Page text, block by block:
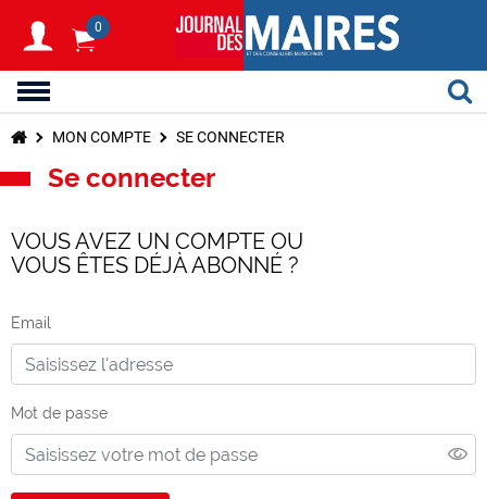
0
MON COMPTE SE CONNECTER
Se connecter
VOUS AVEZ UN COMPTE OU
VOUS ÊTES DÉJÀ ABONNÉ ?
Email
Mot de passe